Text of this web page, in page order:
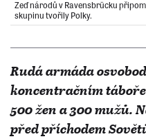
Zeď národů v Ravensbrücku
skupinu tvořily Polky.
Rudá armáda
koncentračním
500 žen a 300 mužů.
před příchodem